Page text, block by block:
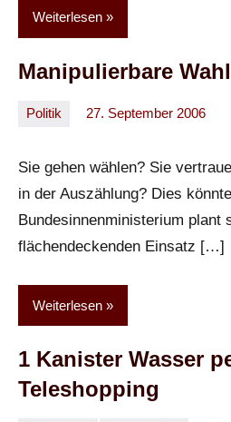
Weiterlesen
Manipulierbare
Politik 27. September 2006
Sie gehen wählen? Sie
in der Auszählung? Dies
Bundesinnenministerium plant
flächendeckenden Einsatz […]
Weiterlesen
1 Kanister Wasser
Teleshopping